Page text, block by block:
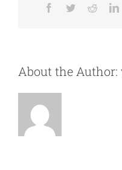
Facebook
TwitterReddit
About the Author: